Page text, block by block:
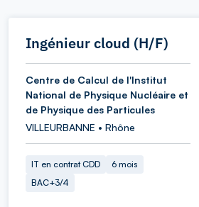
Ingénieur cloud (H/F)
Centre de Calcul de l'Institut
National de Physique Nucléaire et
de Physique des Particules
VILLEURBANNE • Rhône
IT en contrat CDD
6 mois
BAC+3/4